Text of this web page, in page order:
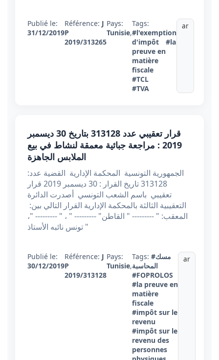
Publié le:
31/12/2019
Référence: J
P
2019/313265
Pays:
Tunisie,
Tags:
#l'exemption
d'impôt
#la
preuve en
matière
fiscale
#TCL
#TVA
ar
قرار تعقيبي عدد 313128 بتاريخ 30 ديسمبر
2019 : مراجعة جبائية معمقة لنشاط في بيع
الملابس الجاهزة
الجمهورية التونسية المحكمة الإدارية القضية عدد:
313128 تاريخ القرار : 30 ديسمبر 2019 قرار
تعقيبي باسم الشعب التونسي أصدرت الدائرة
التعقيبية الثالثة بالمحكمة الإدارية القرار التالي بين:
المعقب: " --------- " القاطن" --------- " ، " --------- "،
تونس نائبه الأستاذ "
Publié le:
30/12/2019
Référence: J
P
2019/313128
Pays:
Tunisie,
Tags: #مسك
المحاسبة
#FOPROLOS
#la preuve en
matière
fiscale
#impôt sur le
revenu
#impôt sur le
revenu des
personnes
ar